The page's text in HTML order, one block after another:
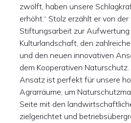
zwölft, haben unsere
erhöht.“ Stolz erzählt er von
Stiftungsarbeit zur Aufwertung
Kulturlandschaft, den
und den neuen innovativen
dem Kooperativen Naturschutz.
Ansatz ist perfekt für unsere
Agrarräume, um
Seite mit den
zielgerichtet und